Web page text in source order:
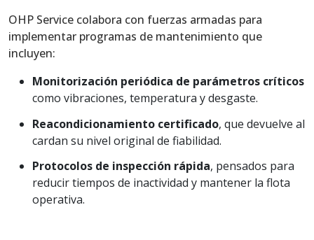
OHP Service colabora con fuerzas armadas para
implementar programas de mantenimiento que
incluyen:
Monitorización periódica de parámetros críticos
como vibraciones, temperatura y desgaste.
Reacondicionamiento certificado, que devuelve al
cardan su nivel original de fiabilidad.
Protocolos de inspección rápida, pensados para
reducir tiempos de inactividad y mantener la flota
operativa.